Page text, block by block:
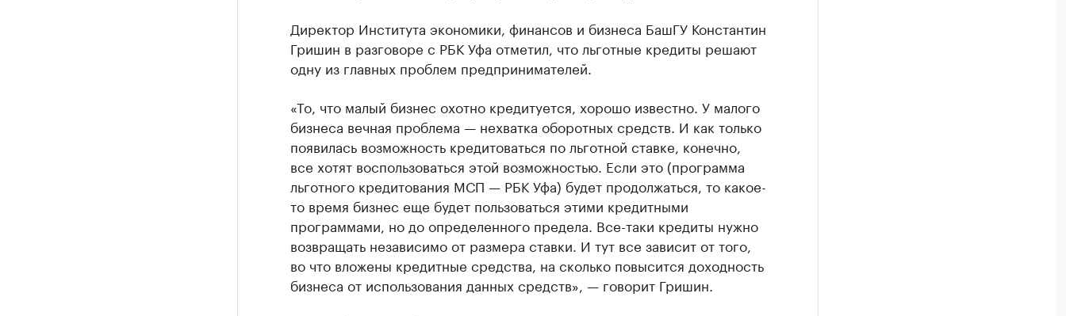
Директор Института экономики, финансов и бизнеса БашГУ Константин
Гришин в разговоре с РБК Уфа отметил, что льготные кредиты решают
одну из главных проблем предпринимателей.
«То, что малый бизнес охотно кредитуется, хорошо известно. У малого
бизнеса вечная проблема — нехватка оборотных средств. И как только
появилась возможность кредитоваться по льготной ставке, конечно,
все хотят воспользоваться этой возможностью. Если это (программа
льготного кредитования МСП — РБК Уфа) будет продолжаться, то какое-
то время бизнес еще будет пользоваться этими кредитными
программами, но до определенного предела. Все-таки кредиты нужно
возвращать независимо от размера ставки. И тут все зависит от того,
во что вложены кредитные средства, на сколько повысится доходность
бизнеса от использования данных средств», — говорит Гришин.